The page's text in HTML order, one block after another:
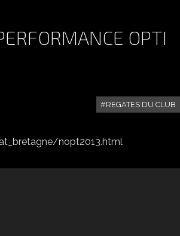
OPTI
REGATES DU CLUB
VOILE PERFORMANCE OPTI DU 5 MAI
nopt2013.html